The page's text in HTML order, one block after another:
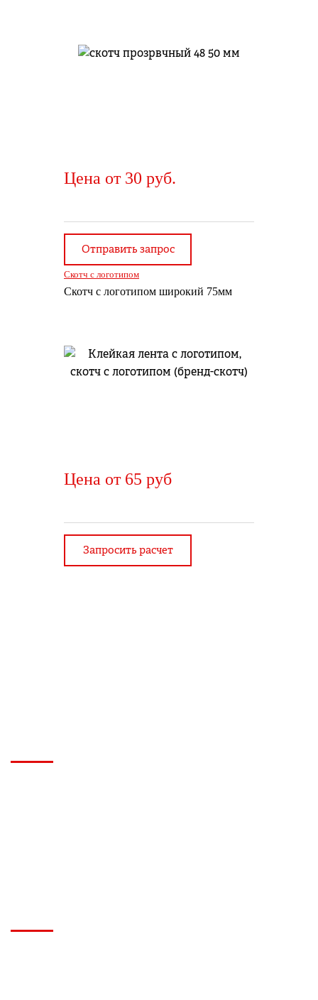
Цена от 30 руб.
Отправить запрос
Скотч с логотипом
Скотч с логотипом широкий 75мм
Цена от 65 руб
Запросить расчет